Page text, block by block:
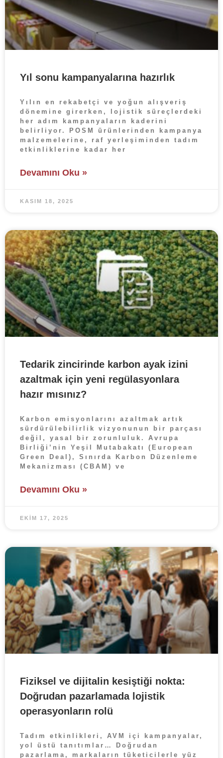
Yıl sonu kampanyalarına hazırlık
Yılın en rekabetçi ve yoğun alışveriş
dönemine girerken, lojistik süreçlerdeki
her adım kampanyaların kaderini
belirliyor. POSM ürünlerinden kampanya
malzemelerine, raf yerleşiminden tadım
etkinliklerine kadar her
Devamını Oku »
KASIM 18, 2025
Tedarik zincirinde karbon ayak izini
azaltmak için yeni regülasyonlara
hazır mısınız?
Karbon emisyonlarını azaltmak artık
sürdürülebilirlik vizyonunun bir parçası
değil, yasal bir zorunluluk. Avrupa
Birliği’nin Yeşil Mutabakatı (European
Green Deal), Sınırda Karbon Düzenleme
Mekanizması (CBAM) ve
Devamını Oku »
EKIM 17, 2025
Fiziksel ve dijitalin kesiştiği nokta:
Doğrudan pazarlamada lojistik
operasyonların rolü
Tadım etkinlikleri, AVM içi kampanyalar,
yol üstü tanıtımlar… Doğrudan
pazarlama, markaların tüketicilerle yüz